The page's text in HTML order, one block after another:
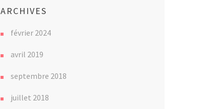
ARCHIVES
février 2024
avril 2019
septembre 2018
juillet 2018